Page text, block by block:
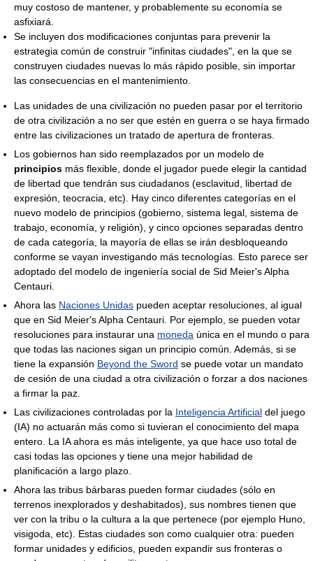
muy costoso de mantener, y probablemente su economía se
asfixiará.
Se incluyen dos modificaciones conjuntas para prevenir la
estrategia común de construir "infinitas ciudades", en la que se
construyen ciudades nuevas lo más rápido posible, sin importar
las consecuencias en el mantenimiento.
Las unidades de una civilización no pueden pasar por el territorio
de otra civilización a no ser que estén en guerra o se haya firmado
entre las civilizaciones un tratado de apertura de fronteras.
Los gobiernos han sido reemplazados por un modelo de
principios más flexible, donde el jugador puede elegir la cantidad
de libertad que tendrán sus ciudadanos (esclavitud, libertad de
expresión, teocracia, etc). Hay cinco diferentes categorías en el
nuevo modelo de principios (gobierno, sistema legal, sistema de
trabajo, economía, y religión), y cinco opciones separadas dentro
de cada categoría, la mayoría de ellas se irán desbloqueando
conforme se vayan investigando más tecnologías. Esto parece ser
adoptado del modelo de ingeniería social de Sid Meier's Alpha
Centauri.
Ahora las Naciones Unidas pueden aceptar resoluciones, al igual
que en Sid Meier's Alpha Centauri. Por ejemplo, se pueden votar
resoluciones para instaurar una moneda única en el mundo o para
que todas las naciones sigan un principio común. Además, si se
tiene la expansión Beyond the Sword se puede votar un mandato
de cesión de una ciudad a otra civilización o forzar a dos naciones
a firmar la paz.
Las civilizaciones controladas por la Inteligencia Artificial del juego
(IA) no actuarán más como si tuvieran el conocimiento del mapa
entero. La IA ahora es más inteligente, ya que hace uso total de
casi todas las opciones y tiene una mejor habilidad de
planificación a largo plazo.
Ahora las tribus bárbaras pueden formar ciudades (sólo en
terrenos inexplorados y deshabitados), sus nombres tienen que
ver con la tribu o la cultura a la que pertenece (por ejemplo Huno,
visigoda, etc). Estas ciudades son como cualquier otra: pueden
formar unidades y edificios, pueden expandir sus fronteras o